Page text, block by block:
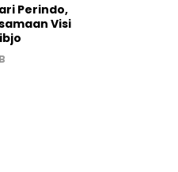
Perindo,
Visi